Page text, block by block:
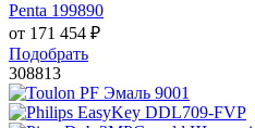
Penta 199890
от 171 454 ₽
Подобрать
308813